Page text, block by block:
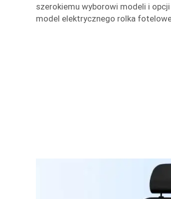
szerokiemu wyborowi modeli i
model elektrycznego rolka